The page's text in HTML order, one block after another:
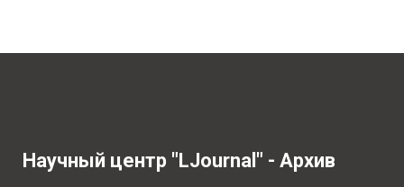
Научный центр "LJournal" - Архив